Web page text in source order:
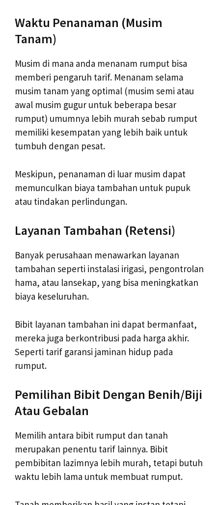
Waktu Penanaman (Musim
Tanam)
Musim di mana anda menanam rumput bisa
memberi pengaruh tarif. Menanam selama
musim tanam yang optimal (musim semi atau
awal musim gugur untuk beberapa besar
rumput) umumnya lebih murah sebab rumput
memiliki kesempatan yang lebih baik untuk
tumbuh dengan pesat.
Meskipun, penanaman di luar musim dapat
memunculkan biaya tambahan untuk pupuk
atau tindakan perlindungan.
Layanan Tambahan (Retensi)
Banyak perusahaan menawarkan layanan
tambahan seperti instalasi irigasi, pengontrolan
hama, atau lansekap, yang bisa meningkatkan
biaya keseluruhan.
Bibit layanan tambahan ini dapat bermanfaat,
mereka juga berkontribusi pada harga akhir.
Seperti tarif garansi jaminan hidup pada
rumput.
Pemilihan Bibit Dengan Benih/Biji
Atau Gebalan
Memilih antara bibit rumput dan tanah
merupakan penentu tarif lainnya. Bibit
pembibitan lazimnya lebih murah, tetapi butuh
waktu lebih lama untuk membuat rumput.